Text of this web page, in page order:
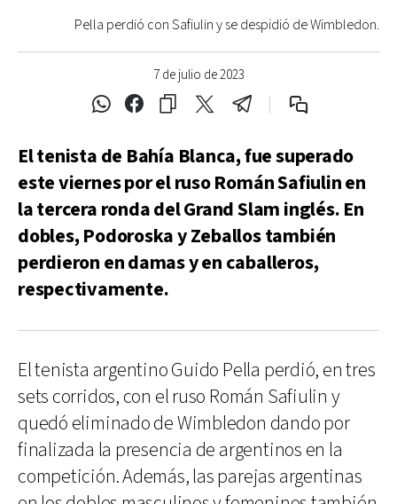
7 de julio de 2023
Pella perdió con Safiulin y se despidió de Wimbledon.
El tenista de Bahía Blanca, fue superado
este viernes por el ruso Román Safiulin en
la tercera ronda del Grand Slam inglés. En
dobles, Podoroska y Zeballos también
perdieron en damas y en caballeros,
respectivamente.
El tenista argentino Guido Pella perdió, en tres
sets corridos, con el ruso Román Safiulin y
quedó eliminado de Wimbledon dando por
finalizada la presencia de argentinos en la
competición. Además, las parejas argentinas